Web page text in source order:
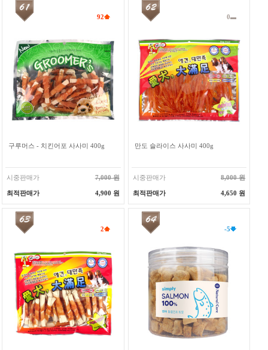
92
구루머스 - 치킨어포 사사미 400g
시중판매가 7,000 원
최적판매가 4,900 원
0
만도 슬라이스 사사미 400g
시중판매가 8,000 원
최적판매가 4,650 원
2 -5